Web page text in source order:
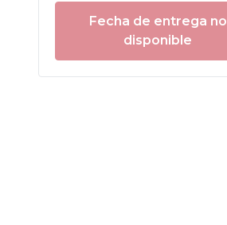
Fecha de entrega no
disponible